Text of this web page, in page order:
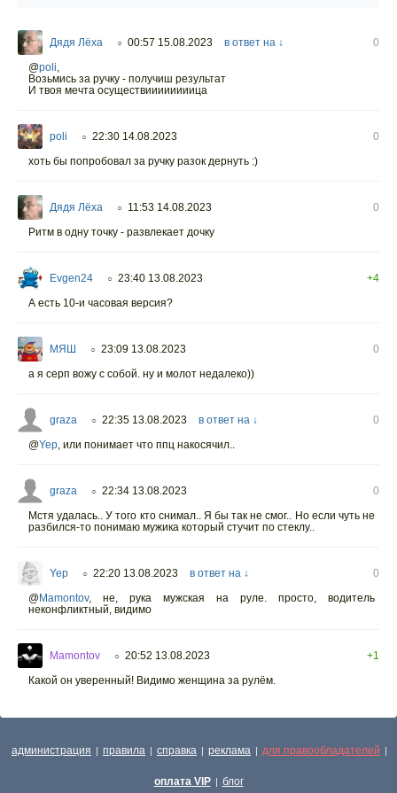
Дядя Лёха ○ 00:57 15.08.2023 в ответ на ↓
0
@poli
Возьмись за ручку - получиш результат
И твоя мечта осуществиииииииица
poli ○ 22:30 14.08.2023
0
хоть бы попробовал за ручку разок дернуть :)
Дядя Лёха ○ 11:53 14.08.2023
0
Ритм в одну точку - развлекает дочку
Evgen24 ○ 23:40 13.08.2023
+4
А есть 10-и часовая версия?
МЯШ ○ 23:09 13.08.2023
0
а я серп вожу с собой. ну и молот недалеко))
graza ○ 22:35 13.08.2023 в ответ на ↓
0
@Yep или понимает что ппц накосячил..
graza ○ 22:34 13.08.2023
0
Мстя удалась.. У того кто снимал.. Я бы так не смог.. Но если чуть не
разбился-то понимаю мужика который стучит по стеклу..
Yep ○ 22:20 13.08.2023 в ответ на ↓
0
@Mamontov,
не, рука мужская на руле. просто, водитель
неконфликтный, видимо
Mamontov ○ 20:52 13.08.2023
+1
Какой он уверенный! Видимо женщина за рулём.
администрация | правила | справка | реклама | для правообладателей |
оплата VIP | блог